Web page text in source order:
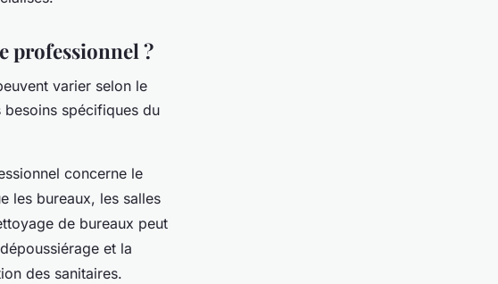
professionnel ?
varier selon le
spécifiques du
concerne le
les bureaux, les salles
de bureaux peut
et la
des sanitaires.